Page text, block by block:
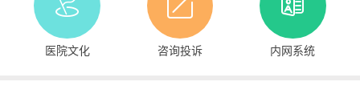
医院文化 咨询投诉 内网系统